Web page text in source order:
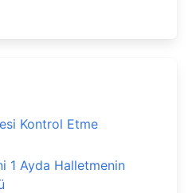
Kontrol Etme
1 Ayda Halletmenin